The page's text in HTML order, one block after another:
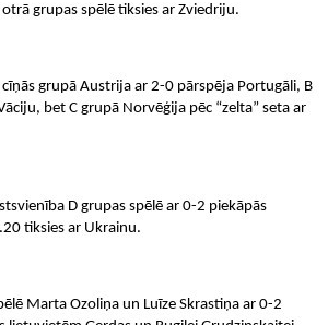
grupas spēlē tiksies ar Zviedriju.
grupā Austrija ar 2-0 pārspēja Portugāli, B
bet C grupā Norvēģija pēc “zelta” seta ar
D grupas spēlē ar 0-2 piekāpās
tiksies ar Ukrainu.
Marta Ozoliņa un Luīze Skrastiņa ar 0-2